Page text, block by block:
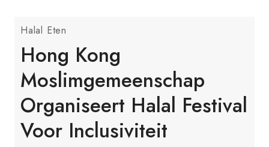
Halal Eten
Hong Kong
Moslimgemeenschap
Organiseert Halal Festival
Voor Inclusiviteit